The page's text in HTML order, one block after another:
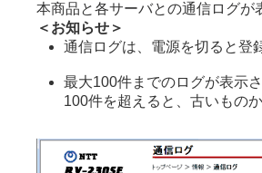
本商品と各サーバとの通信ログが
＜お知らせ＞
通信ログは、電源を切ると登
最大100件までのログが表示さ
100件を超えると、古いもの